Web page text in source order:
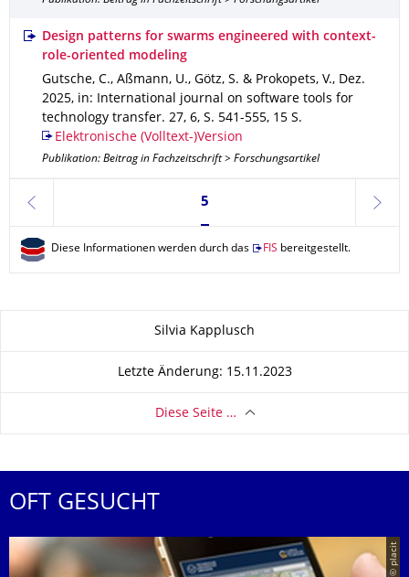
Design patterns for swarms engineered with context-
role-oriented modeling
Gutsche, C., Aßmann, U., Götz, S. & Prokopets, V., Dez.
2025, in: International journal on software tools for
technology transfer. 27, 6, S. 541-555, 15 S.
Elektronische (Volltext-)Version
Publikation: Beitrag in Fachzeitschrift > Forschungsartikel
zurück
Seite 5, aktuell ausgewählt
5
weiter
Diese Informationen werden durch das FIS bereitgestellt.
Silvia Kapplusch
Letzte Änderung: 15.11.2023
Diese Seite …
OFT GESUCHT
© placit